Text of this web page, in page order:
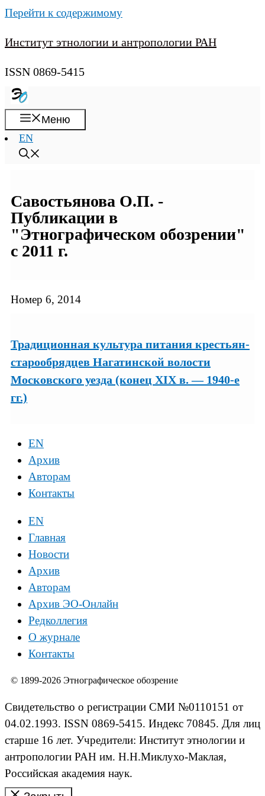
Перейти к содержимому
Институт этнологии и антропологии РАН
ISSN 0869-5415
Меню
EN
Савостьянова О.П. -
Публикации в
"Этнографическом обозрении"
с 2011 г.
Номер 6, 2014
Традиционная культура питания крестьян-
старообрядцев Нагатинской волости
Московского уезда (конец XIX в. — 1940-е
гг.)
EN
Архив
Авторам
Контакты
EN
Главная
Новости
Архив
Авторам
Архив ЭО-Онлайн
Редколлегия
О журнале
Контакты
© 1899-2026 Этнографическое обозрение
Свидетельство о регистрации СМИ №0110151 от
04.02.1993. ISSN 0869-5415. Индекс 70845. Для лиц
старше 16 лет. Учредители: Институт этнологии и
антропологии РАН им. Н.Н.Миклухо-Маклая,
Российская академия наук.